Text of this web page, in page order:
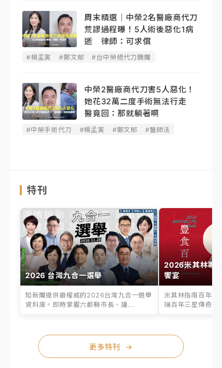
周末精選｜中榮2名醫廠商代刀
荒謬過程曝！5人術後惡化1病
逝 律師：可求償
#楊孟寅 #鄭文郁 #台中榮總代刀醜聞
中榮2醫廠商代刀害5人惡化！
她花32萬二度手術無法行走
醫竟回：那就躺著啊
#中榮手術代刀 #楊孟寅 #鄭文郁 #醫師法
特刊
2026 台灣九合一選舉
知新聞提供最權威的2026台灣九合一選舉
資料庫。即時掌握六都縣市長、議...
2026米其林專
饗宴
米其林指南百年之
瑞百年三星傳奇、
更多特刊 →